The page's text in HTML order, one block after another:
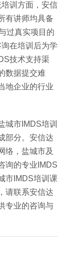
训方面，安信
有讲师均具备
过真实项目的
在培训后为学
技术支持渠
数据提交难
地企业的行业
城市IMDS培训
部分。安信达
络，盐城市及
询的专业IMDS
市IMDS培训课
请联系安信达
专业的咨询与